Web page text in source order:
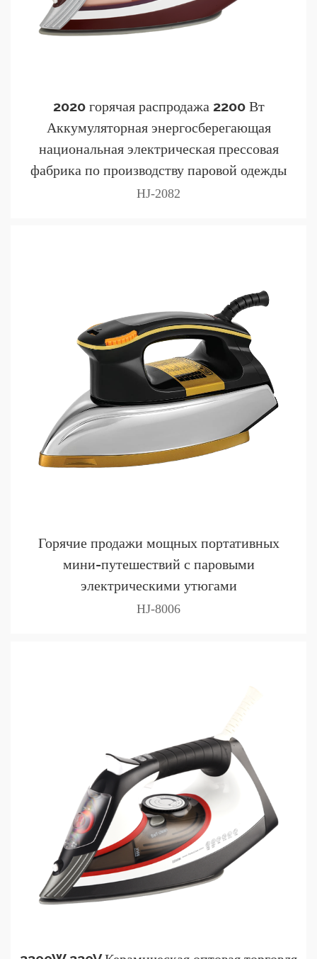
2020 горячая распродажа 2200 Вт
Аккумуляторная энергосберегающая
национальная электрическая прессовая
фабрика по производству паровой одежды
HJ-2082
Горячие продажи мощных портативных
мини-путешествий с паровыми
электрическими утюгами
HJ-8006